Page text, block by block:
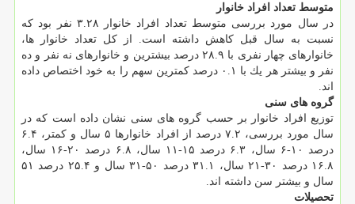
متوسط تعداد افراد خانوار
در سال مورد بررسی متوسط تعداد افراد خانوار ۳.۲۸ نفر بود كه
نسبت به سال قبل كاهش داشته است. از كل تعداد خانوار ها،
خانوارهای چهار نفری با ۲۸.۹ درصد بیشترین و خانوارهای نه نفر و ده
نفر و بیشتر هر یك با ۰.۱ درصد كمترین سهم را به خود اختصاص داده
اند.
گروه های سنی
توزیع افراد خانوار بر حسب گروه های سنی نشان داده است كه در
سال مورد بررسی، ۷.۲ درصد از افراد خانوارها ۵ سال و كمتر، ۶.۴
درصد ۱۰-۶ سال، ۶.۳ درصد ۱۵-۱۱ سال، ۶.۸ درصد ۲۰-۱۶ سال،
۱۶.۸ درصد ۳۰-۲۱ سال، ۳۱.۱ درصد ۵۰-۳۱ سال و ۲۵.۴ درصد ۵۱
سال و بیشتر سن داشته اند.
تحصیلات